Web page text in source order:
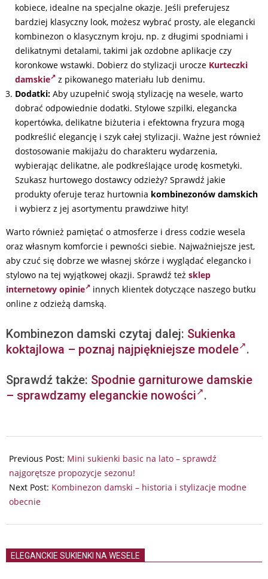
kobiece, idealne na specjalne okazje. Jeśli preferujesz
bardziej klasyczny look, możesz wybrać prosty, ale elegancki
kombinezon o klasycznym kroju, np. z długimi spodniami i
delikatnymi detalami, takimi jak ozdobne aplikacje czy
koronkowe wstawki. Dobierz do stylizacji urocze Kurteczki
damskie
z pikowanego materiału lub denimu.
Dodatki: Aby uzupełnić swoją stylizację na wesele, warto
dobrać odpowiednie dodatki. Stylowe szpilki, elegancka
kopertówka, delikatne biżuteria i efektowna fryzura mogą
podkreślić elegancję i szyk całej stylizacji. Ważne jest również
dostosowanie makijażu do charakteru wydarzenia,
wybierając delikatne, ale podkreślające urodę kosmetyki.
Szukasz hurtowego dostawcy odzieży? Sprawdź jakie
produkty oferuje teraz hurtownia kombinezonów damskich
i wybierz z jej asortymentu prawdziwe hity!
Warto również pamiętać o atmosferze i dress codzie wesela
oraz własnym komforcie i pewności siebie. Najważniejsze jest,
aby czuć się dobrze we własnej skórze i wyglądać elegancko i
stylowo na tej wyjątkowej okazji. Sprawdź też sklep
internetowy opinie
innych klientek dotyczące naszego butku
online z odzieżą damską.
Kombinezon damski czytaj dalej: Sukienka
koktajlowa – poznaj najpiękniejsze modele .
Sprawdź także: Spodnie garniturowe damskie
– sprawdzamy eleganckie nowości
.
07-
14
Previous Post: Mini sukienki basic na lato – sprawdź
najgorętsze propozycje sezonu!
Next Post: Kombinezon damski – historia i stylizacje modne
obecnie
ELEGANCKIE SUKIENKI NA WESELE